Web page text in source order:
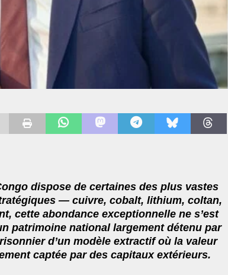
dispose de certaines des plus vastes
— cuivre, cobalt, lithium, coltan,
cette abondance exceptionnelle ne s’est
patrimoine national largement détenu par
d’un modèle extractif où la valeur
captée par des capitaux extérieurs.